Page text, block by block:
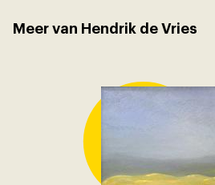
Meer van Hendrik de Vries